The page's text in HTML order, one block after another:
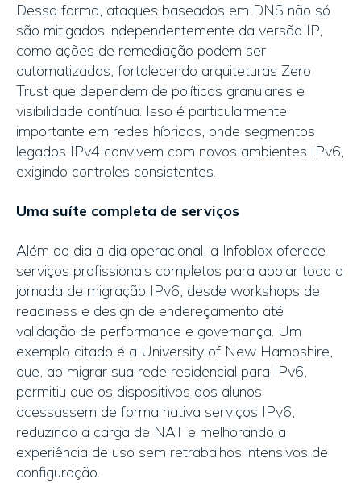
Dessa forma, ataques baseados em DNS não só
são mitigados independentemente da versão IP,
como ações de remediação podem ser
automatizadas, fortalecendo arquiteturas Zero
Trust que dependem de políticas granulares e
visibilidade contínua. Isso é particularmente
importante em redes híbridas, onde segmentos
legados IPv4 convivem com novos ambientes IPv6,
exigindo controles consistentes.
Uma suíte completa de serviços
Além do dia a dia operacional, a Infoblox oferece
serviços profissionais completos para apoiar toda a
jornada de migração IPv6, desde workshops de
readiness e design de endereçamento até
validação de performance e governança. Um
exemplo citado é a University of New Hampshire,
que, ao migrar sua rede residencial para IPv6,
permitiu que os dispositivos dos alunos
acessassem de forma nativa serviços IPv6,
reduzindo a carga de NAT e melhorando a
experiência de uso sem retrabalhos intensivos de
configuração.